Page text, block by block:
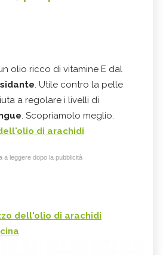
olio ricco di vitamine E dal
. Utile contro la pelle
a regolare i livelli di
. Scopriamolo meglio.
di arachidi
a leggere dopo la pubblicità
dell'olio di arachidi